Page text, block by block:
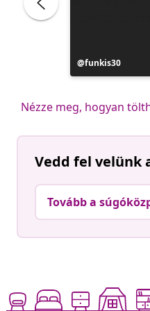
Bejegyzés
közzétevője
funkis30
Nézze meg, hogyan
Vedd fel velünk
Tovább a